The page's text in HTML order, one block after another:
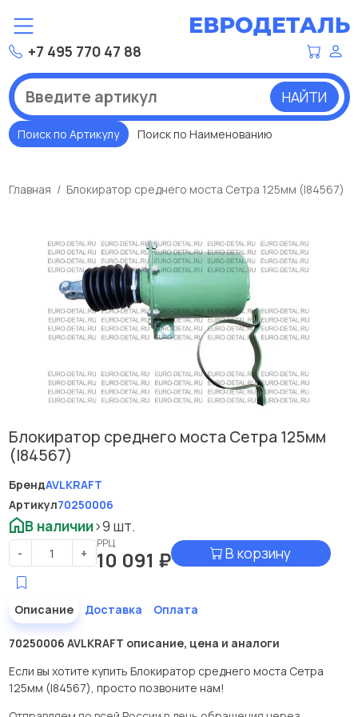
+7 495 770 47 88
НАЙТИ
Поиск по Артикулу Поиск по Наименованию
Главная Блокиратор среднего моста Сетра 125мм (I84567)
Блокиратор среднего моста Сетра 125мм
(I84567)
БрендAVLKRAFT
Артикул70250006
В наличии>9 шт.
- +
РРЦ
10 091 ₽ В корзину
Описание Доставка Оплата
70250006 AVLKRAFT описание, цена и аналоги
Если вы хотите купить Блокиратор среднего моста Сетра
125мм (I84567), просто позвоните нам!